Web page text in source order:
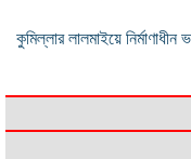
কুমিল্লার লালমাইয়ে